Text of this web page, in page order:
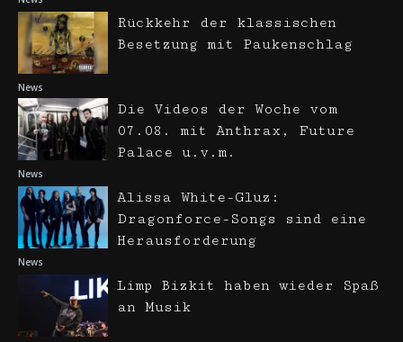
News
Rückkehr der klassischen
Besetzung mit Paukenschlag
News
Die Videos der Woche vom
07.08. mit Anthrax, Future
Palace u.v.m.
News
Alissa White-Gluz:
Dragonforce-Songs sind eine
Herausforderung
Limp Bizkit haben wieder Spaß
an Musik